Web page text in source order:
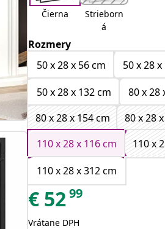
Čierna
Strieborn
á
Rozmery
50 x 28 x 56 cm
50 x 28
50 x 28 x 132 cm
80 x 28
80 x 28 x 154 cm
80 x 28
110 x 28 x 116 cm
110 x
110 x 28 x 312 cm
€ 5299
Vrátane DPH